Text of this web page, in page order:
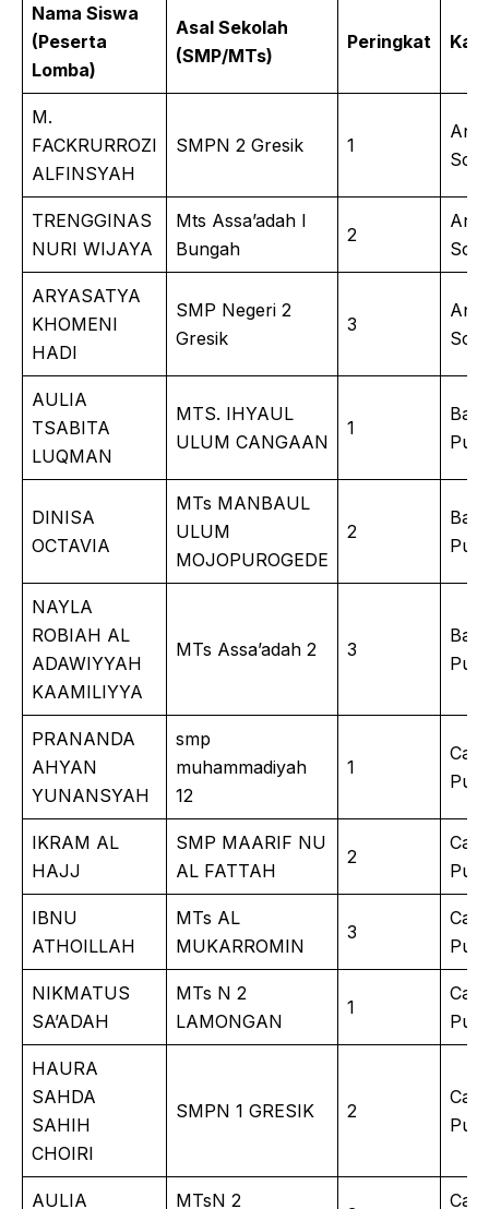
Nama Siswa
(Peserta
Lomba)
Asal Sekolah
(SMP/MTs)
Peringkat
M.
FACKRURROZI
ALFINSYAH
SMPN 2 Gresik 1
TRENGGINAS
NURI WIJAYA
Mts Assa’adah I
Bungah
2
ARYASATYA
KHOMENI
HADI
SMP Negeri 2
Gresik
3
AULIA
TSABITA
LUQMAN
MTS. IHYAUL
ULUM CANGAAN
1
Puisi
DINISA
OCTAVIA
MTs MANBAUL
ULUM
MOJOPUROGEDE
2
Puisi
NAYLA
ROBIAH AL
ADAWIYYAH
KAAMILIYYA
MTs Assa’adah 2 3
Puisi
PRANANDA
AHYAN
YUNANSYAH
smp
muhammadiyah
12
1
IKRAM AL
HAJJ
SMP MAARIF NU
AL FATTAH
2
IBNU
ATHOILLAH
MTs AL
MUKARROMIN
3
NIKMATUS
SA’ADAH
MTs N 2
LAMONGAN
1
Putri
HAURA
SAHDA
SAHIH
CHOIRI
SMPN 1 GRESIK 2
Putri
AULIA
MTsN 2